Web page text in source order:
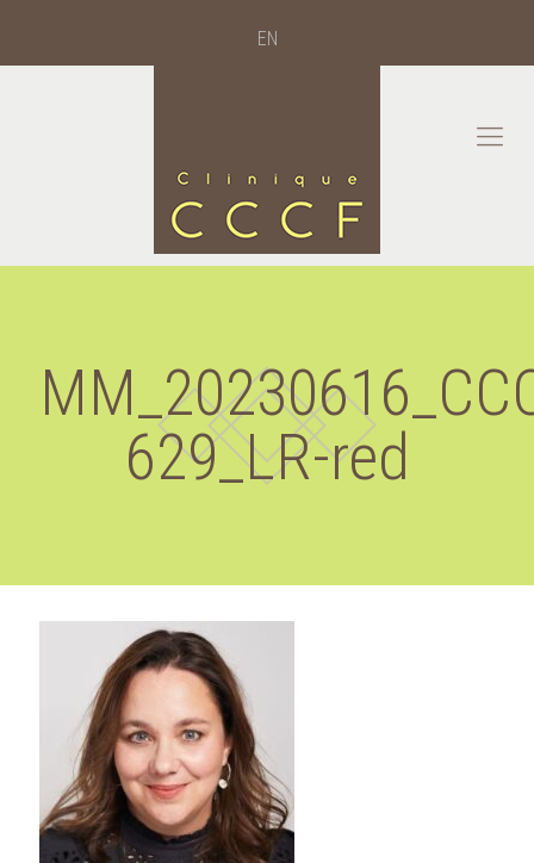
EN
629_LR-red